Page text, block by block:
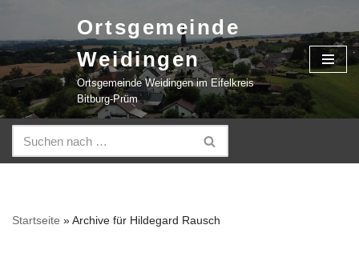
Zum
Inhalt
springen
Ortsgemeinde
Weidingen
Ortsgemeinde Weidingen im Eifelkreis
Bitburg-Prüm
Startseite »Archive für Hildegard Rausch